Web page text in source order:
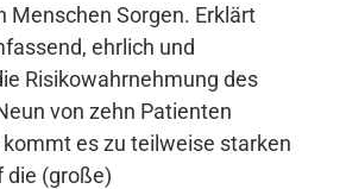
Menschen Sorgen. Erklärt
ehrlich und
Risikowahrnehmung des
von zehn Patienten
kommt es zu teilweise starken
die (große)